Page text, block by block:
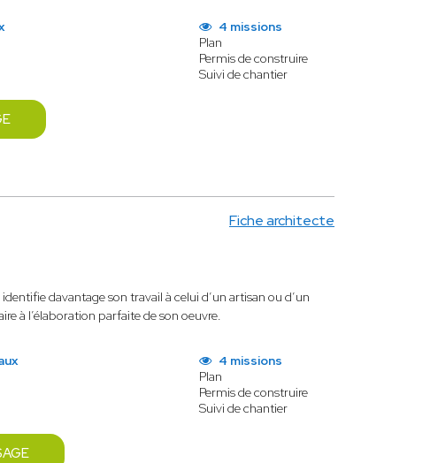
4 missions
Plan
Permis de construire
Suivi de chantier
Fiche architecte
identifie davantage son travail à celui d’un artisan ou d’un
à l’élaboration parfaite de son oeuvre.
4 missions
Plan
Permis de construire
Suivi de chantier